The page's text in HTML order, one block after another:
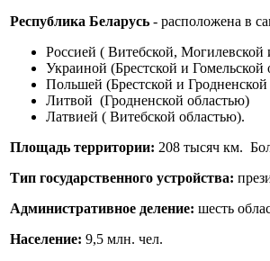
Республика Беларусь - расположена в
Россией ( Витебской, Могилевской
Украиной (Брестской и Гомельской
Польшей (Брестской и Гродненской
Литвой (Гродненской областью)
Латвией ( Витебской областью).
Площадь территории: 208 тысяч км.
Тип государственного устройства:
Административное деление: шесть
Население: 9,5 млн. чел.